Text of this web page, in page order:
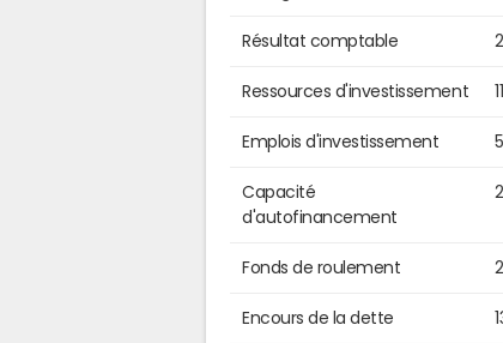
Résultat comptable
Ressources d'investissement
Emplois d'investissement
Capacité
d'autofinancement
Fonds de roulement
Encours de la dette